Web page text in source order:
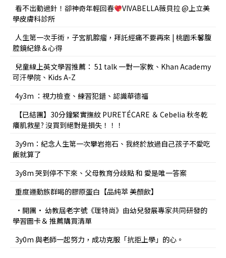
看不出動過針！卻神奇年輕回春
VIVABELLA薇貝拉 @上立美
學皮膚科診所
人生第一次手術，子宮肌腺瘤，拜託經痛不要再來 | 桃園禾馨腹
腔鏡紀錄＆心得
兒童線上英文學習推薦： 51 talk 一對一家教、Khan Academy
可汗學院、Kids A-Z
4y3m ：視力檢查、練習犯錯、認識華德福
【已結團】30分鐘緊實撫紋 PURETÉCARE ＆ Cebelia 秋冬乾
癢肌救星? 沒買到絕對是損失！！！
3y9m：紀念人生第一次攀岩抱石、我終於放過自己孩子不愛吃
飯就算了
3y8m 哭到停不下來、父母教育分歧點 和 愛是唯一答案
重度運動族群喝的膠原蛋白【品純萃 美顏飲】
•開團• 幼教屆老字號《理特尚》由幼兒發展專家共同研發的
學習圖卡＆ 推薦購買清單
3y0m 與老師一起努力，成功克服「抗拒上學」的心。